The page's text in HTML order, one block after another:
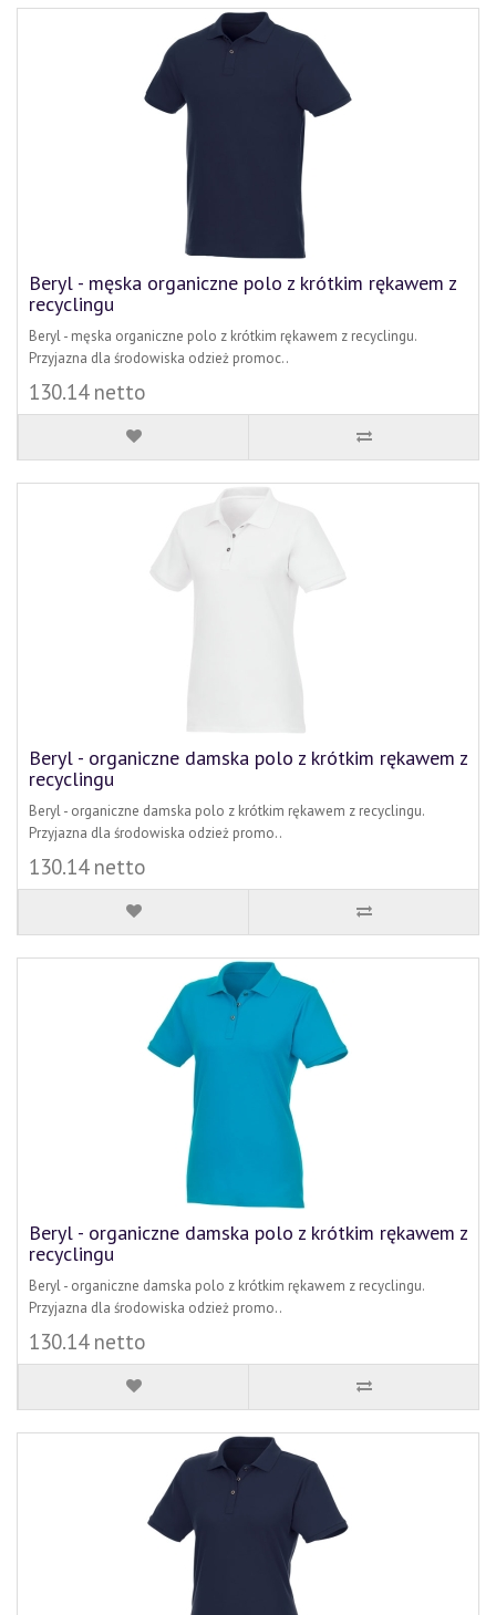
Beryl - męska organiczne polo z krótkim rękawem z
recyclingu
Beryl - męska organiczne polo z krótkim rękawem z recyclingu.
Przyjazna dla środowiska odzież promoc..
130.14 netto
Beryl - organiczne damska polo z krótkim rękawem z
recyclingu
Beryl - organiczne damska polo z krótkim rękawem z recyclingu.
Przyjazna dla środowiska odzież promo..
130.14 netto
Beryl - organiczne damska polo z krótkim rękawem z
recyclingu
Beryl - organiczne damska polo z krótkim rękawem z recyclingu.
Przyjazna dla środowiska odzież promo..
130.14 netto